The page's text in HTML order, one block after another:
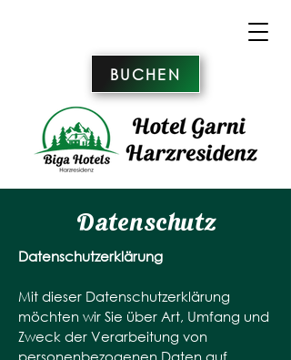
BUCHEN
Datenschutz
Datenschutzerklärung
Mit dieser Datenschutzerklärung
möchten wir Sie über Art, Umfang und
Zweck der Verarbeitung von
personenbezogenen Daten auf